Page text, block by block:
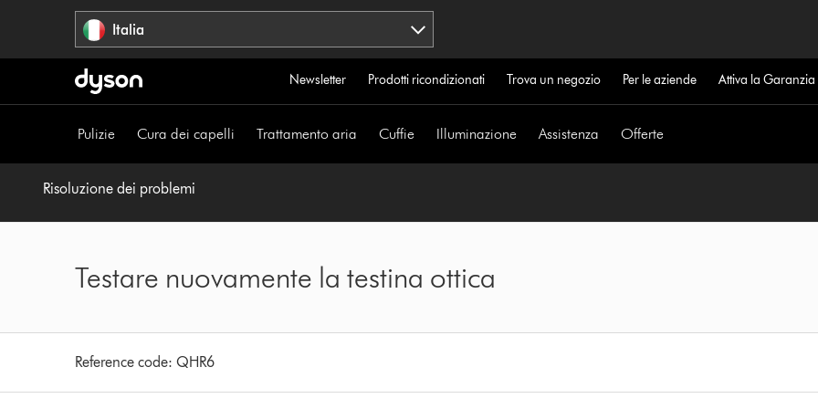
Italia
Newsletter Prodotti ricondizionati Trova un negozio Per le aziende Attiva la
Pulizie Cura dei capelli Trattamento aria Cuffie Illuminazione Assistenza Offerte
Risoluzione dei problemi
Testare nuovamente la testina ottica
Reference code:QHR6